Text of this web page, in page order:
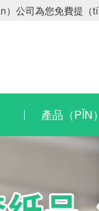
公司為您免費提
產品（PǏN